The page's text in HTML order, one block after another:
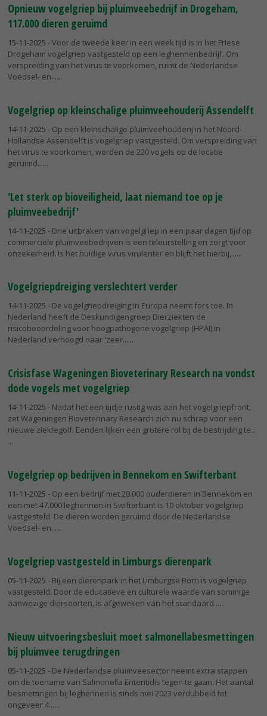
Opnieuw vogelgriep bij pluimveebedrijf in Drogeham,
117.000 dieren geruimd
15-11-2025 - Voor de tweede keer in een week tijd is in het Friese
Drogeham vogelgriep vastgesteld op een leghennenbedrijf. Om
verspreiding van het virus te voorkomen, ruimt de Nederlandse
Voedsel- en...
Vogelgriep op kleinschalige pluimveehouderij Assendelft
14-11-2025 - Op een kleinschalige pluimveehouderij in het Noord-
Hollandse Assendelft is vogelgriep vastgesteld. Om verspreiding van
het virus te voorkomen, worden de 220 vogels op de locatie
geruimd...
'Let sterk op bioveiligheid, laat niemand toe op je
pluimveebedrijf'
14-11-2025 - Drie uitbraken van vogelgriep in een paar dagen tijd op
commerciële pluimveebedrijven is een teleurstelling en zorgt voor
onzekerheid. Is het huidige virus virulenter en blijft het hierbij,...
Vogelgriepdreiging verslechtert verder
14-11-2025 - De vogelgriepdreiging in Europa neemt fors toe. In
Nederland heeft de Deskundigengroep Dierziekten de
risicobeoordeling voor hoogpathogene vogelgriep (HPAI) in
Nederland verhoogd naar 'zeer...
Crisisfase Wageningen Bioveterinary Research na vondst
dode vogels met vogelgriep
14-11-2025 - Nadat het een tijdje rustig was aan het vogelgriepfront,
zet Wageningen Bioveterinary Research zich nu schrap voor een
nieuwe ziektegolf. Eenden lijken een grotere rol bij de bestrijding te...
Vogelgriep op bedrijven in Bennekom en Swifterbant
11-11-2025 - Op een bedrijf met 20.000 ouderdieren in Bennekom en
een met 47.000 leghennen in Swifterbant is 10 oktober vogelgriep
vastgesteld. De dieren worden geruimd door de Nederlandse
Voedsel- en...
Vogelgriep vastgesteld in Limburgs dierenpark
05-11-2025 - Bij een dierenpark in het Limburgse Born is vogelgriep
vastgesteld. Door de educatieve en culturele waarde van sommige
aanwezige diersoorten, is afgeweken van het standaard...
Nieuw uitvoeringsbesluit moet salmonellabesmettingen
bij pluimvee terugdringen
05-11-2025 - De Nederlandse pluimveesector neemt extra stappen
om de toename van Salmonella Enteritidis tegen te gaan. Het aantal
besmettingen bij leghennen is sinds mei 2023 verdubbeld tot
ongeveer 4...